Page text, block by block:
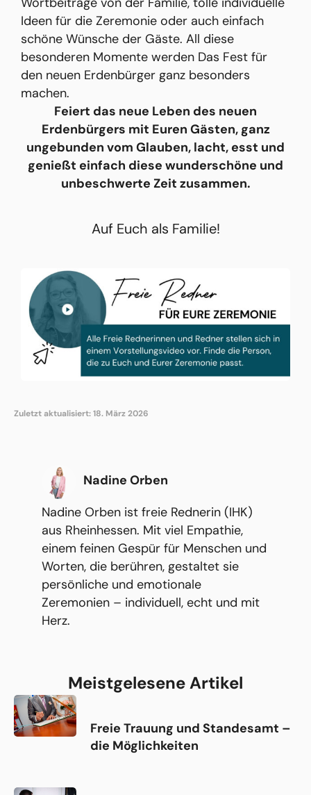
Ideen für die Zeremonie oder auch einfach
schöne Wünsche der Gäste. All diese
besonderen Momente werden Das Fest für
den neuen Erdenbürger ganz besonders
machen.
Feiert das neue Leben des neuen
Erdenbürgers mit Euren Gästen, ganz
ungebunden vom Glauben, lacht, esst und
genießt einfach diese wunderschöne und
unbeschwerte Zeit zusammen.
Auf Euch als Familie!
Zuletzt aktualisiert: 18. März 2026
Nadine Orben
Nadine Orben ist freie Rednerin (IHK)
aus Rheinhessen. Mit viel Empathie,
einem feinen Gespür für Menschen und
Worten, die berühren, gestaltet sie
persönliche und emotionale
Zeremonien – individuell, echt und mit
Herz.
Meistgelesene Artikel
Freie Trauung und Standesamt –
die Möglichkeiten